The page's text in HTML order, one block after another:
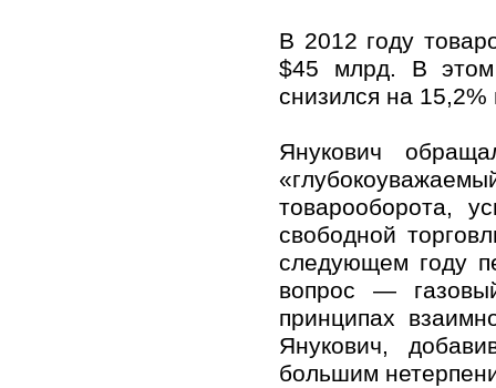
В 2012 году
$45 млрд. В этом
снизился на
Янукович
товарооборота,
свободной
следующем году
вопрос —
принципах
Янукович,
большим